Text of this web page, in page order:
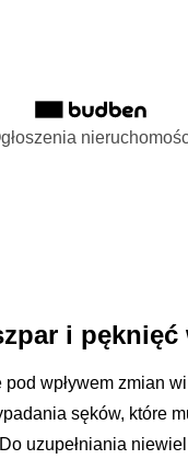
i
wpływem zmian
sęków, które
uzupełniania